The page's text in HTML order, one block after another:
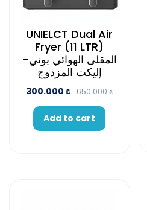
UNIELCT Dual Air
Fryer (11 LTR)
المقلى الهوائي يوني-
إليكت المزدوج
300.000 ₪ 650.000₪
Add to cart